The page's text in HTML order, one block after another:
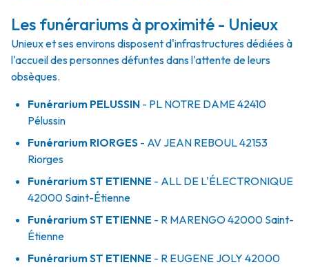
Les funérariums à proximité - Unieux
Unieux et ses environs disposent d'infrastructures dédiées à
l'accueil des personnes défuntes dans l'attente de leurs
obsèques.
Funérarium PELUSSIN - PL NOTRE DAME42410
Pélussin
Funérarium RIORGES - AV JEAN REBOUL42153
Riorges
FunérariumST ETIENNE - ALL DE L'ÉLECTRONIQUE
42000 Saint-Étienne
FunérariumST ETIENNE - R MARENGO42000 Saint-
Étienne
FunérariumST ETIENNE - R EUGENE JOLY 42000